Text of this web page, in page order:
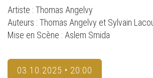
Artiste : Thomas Angelvy
Auteurs : Thomas Angelvy et Sylvain
Mise en Scène : Aslem Smida
03.10.2025 • 20:00